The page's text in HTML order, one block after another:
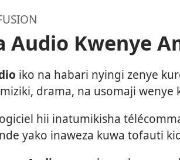
Audio Kwenye
iko na habari nyingi zenye
drama, na usomaji wenye
hii inatumikisha
yako inaweza kuwa tofauti